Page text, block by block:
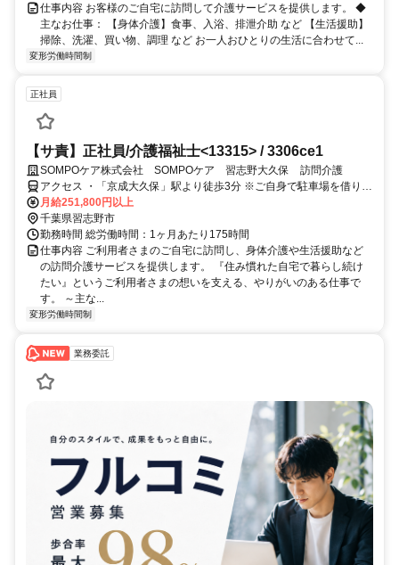
仕事内容 お客様のご自宅に訪問して介護サービスを提供します。 ◆
主なお仕事： 【身体介護】食事、入浴、排泄介助 など 【生活援助】
掃除、洗濯、買い物、調理 など お一人おひとりの生活に合わせて...
変形労働時間制
正社員
【サ責】正社員/介護福祉士<13315> / 3306ce1
SOMPOケア株式会社 SOMPOケア 習志野大久保 訪問介護
アクセス ・「京成大久保」駅より徒歩3分 ※ご自身で駐車場を借りて
いただければ車通勤可能です
月給251,800円以上
千葉県習志野市
勤務時間 総労働時間：1ヶ月あたり175時間
仕事内容 ご利用者さまのご自宅に訪問し、身体介護や生活援助など
の訪問介護サービスを提供します。 『住み慣れた自宅で暮らし続け
たい』というご利用者さまの想いを支える、やりがいのある仕事で
す。 ～主な...
変形労働時間制
業務委託